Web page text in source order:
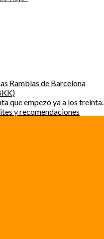
Ramblas de Barcelona
que empezó ya a los treinta.
y recomendaciones